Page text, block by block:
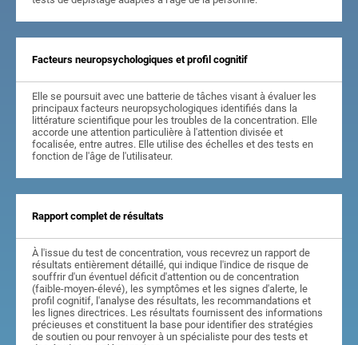
Facteurs neuropsychologiques et profil cognitif
Elle se poursuit avec une batterie de tâches visant à évaluer les
principaux facteurs neuropsychologiques identifiés dans la
littérature scientifique pour les troubles de la concentration. Elle
accorde une attention particulière à l'attention divisée et
focalisée, entre autres. Elle utilise des échelles et des tests en
fonction de l'âge de l'utilisateur.
Rapport complet de résultats
À l'issue du test de concentration, vous recevrez un rapport de
résultats entièrement détaillé, qui indique l'indice de risque de
souffrir d'un éventuel déficit d'attention ou de concentration
(faible-moyen-élevé), les symptômes et les signes d'alerte, le
profil cognitif, l'analyse des résultats, les recommandations et
les lignes directrices. Les résultats fournissent des informations
précieuses et constituent la base pour identifier des stratégies
de soutien ou pour renvoyer à un spécialiste pour des tests et